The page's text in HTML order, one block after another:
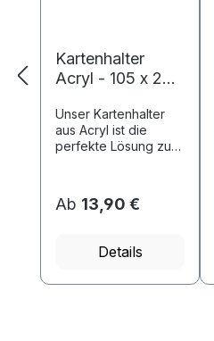
Kartenhalter
Acryl - 105 x 20 x
transparent
Unser Kartenhalter
aus Acryl ist die
perfekte Lösung zum
transparenten Design
Kurzbeschreibung...
Ab 13,90 €
Details